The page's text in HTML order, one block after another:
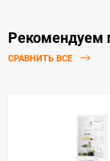
Рекомендуем
СРАВНИТЬ ВСЕ